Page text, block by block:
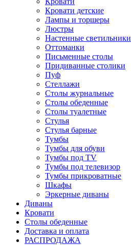
Кровати детские
Лампы и торшеры
Люстры
Настенные светильники
Оттоманки
Письменные столы
Придиванные столики
Пуф
Стеллажи
Столы журнальные
Столы обеденные
Столы туалетные
Стулья
Стулья барные
Тумбы
Тумбы для обуви
Тумбы под TV
Тумбы под телевизор
Тумбы прикроватные
Шкафы
Эркерные диваны
Диваны
Кровати
Столы обеденные
Доставка и оплата
РАСПРОДАЖА